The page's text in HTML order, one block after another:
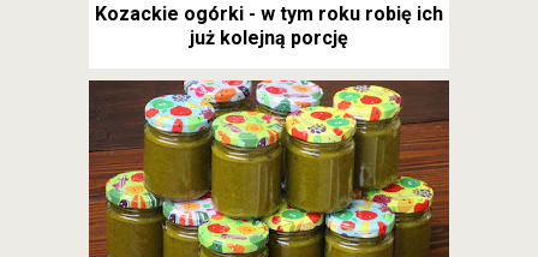
Kozackie ogórki - w tym roku robię ich
już kolejną porcję